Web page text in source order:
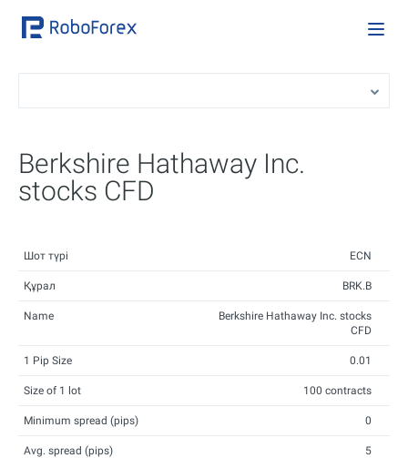
Berkshire Hathaway Inc.
stocks CFD
Шот түрі ECN
Құрал BRK.B
Name
Berkshire Hathaway Inc. stocks
CFD
1 Pip Size 0.01
Size of 1 lot 100 contracts
Minimum spread (pips) 0
Avg. spread (pips) 5